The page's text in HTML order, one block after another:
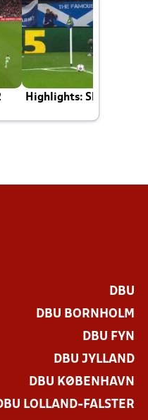
Highlights: Skotland -
DBU
DBU BORNHOLM
DBU FYN
DBU JYLLAND
DBU KØBENHAVN
LOLLAND-FALSTER